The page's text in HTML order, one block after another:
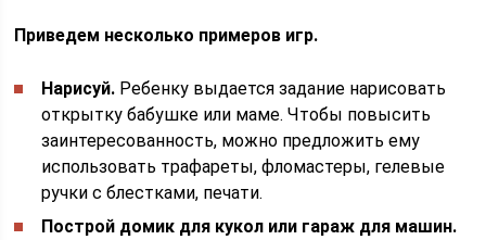
Приведем несколько примеров игр.
Нарисуй. Ребенку выдается задание нарисовать
открытку бабушке или маме. Чтобы повысить
заинтересованность, можно предложить ему
использовать трафареты, фломастеры, гелевые
ручки с блестками, печати.
Построй домик для кукол или гараж для машин.